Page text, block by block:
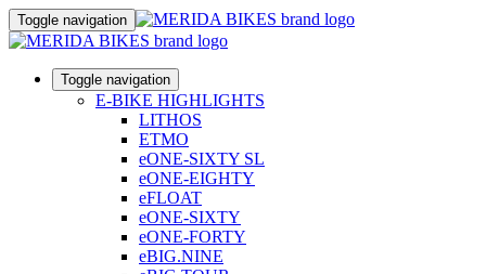
Toggle navigation
Toggle navigation
E-BIKE HIGHLIGHTS
LITHOS
ETMO
eONE-SIXTY SL
eONE-EIGHTY
eFLOAT
eONE-SIXTY
eONE-FORTY
eBIG.NINE